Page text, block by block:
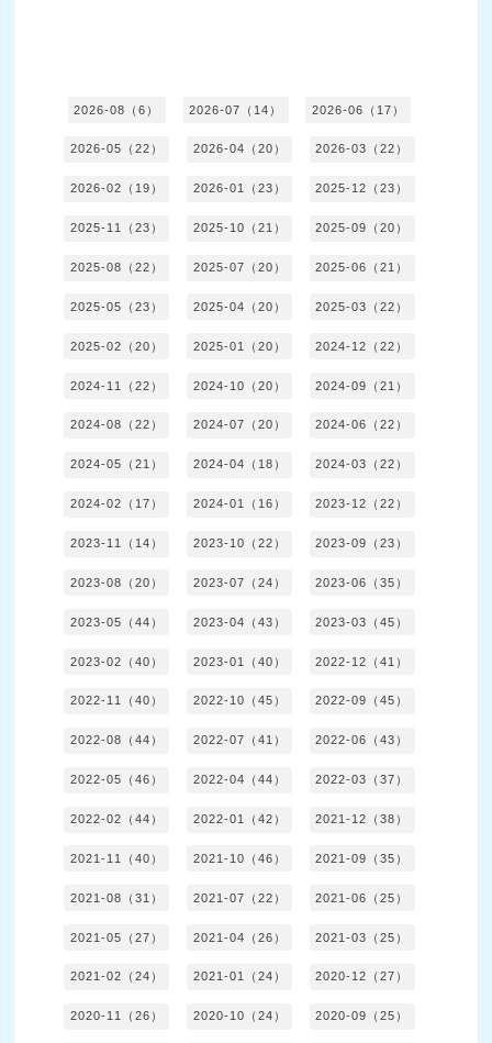
2026-08（6） 2026-07（14） 2026-06（17）
2026-05（22） 2026-04（20） 2026-03（22）
2026-02（19） 2026-01（23） 2025-12（23）
2025-11（23） 2025-10（21） 2025-09（20）
2025-08（22） 2025-07（20） 2025-06（21）
2025-05（23） 2025-04（20） 2025-03（22）
2025-02（20） 2025-01（20） 2024-12（22）
2024-11（22） 2024-10（20） 2024-09（21）
2024-08（22） 2024-07（20） 2024-06（22）
2024-05（21） 2024-04（18） 2024-03（22）
2024-02（17） 2024-01（16） 2023-12（22）
2023-11（14） 2023-10（22） 2023-09（23）
2023-08（20） 2023-07（24） 2023-06（35）
2023-05（44） 2023-04（43） 2023-03（45）
2023-02（40） 2023-01（40） 2022-12（41）
2022-11（40） 2022-10（45） 2022-09（45）
2022-08（44） 2022-07（41） 2022-06（43）
2022-05（46） 2022-04（44） 2022-03（37）
2022-02（44） 2022-01（42） 2021-12（38）
2021-11（40） 2021-10（46） 2021-09（35）
2021-08（31） 2021-07（22） 2021-06（25）
2021-05（27） 2021-04（26） 2021-03（25）
2021-02（24） 2021-01（24） 2020-12（27）
2020-11（26） 2020-10（24） 2020-09（25）